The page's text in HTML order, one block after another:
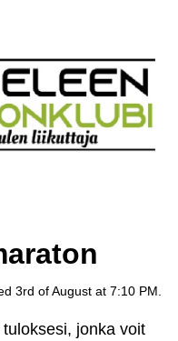
3rd of August at 7:10 PM.
jonka voit